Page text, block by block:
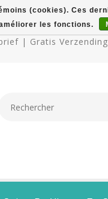
| Gratis
(cookies). Ces
les fonctions.